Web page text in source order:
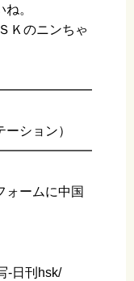
。
Ｋのニンちゃ
ション）
ォームに中国
-日刊hsk/